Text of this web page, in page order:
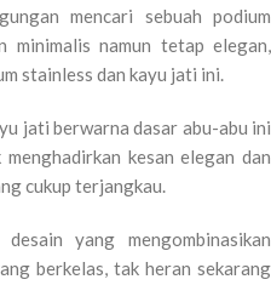
mencari sebuah podium
minimalis namun tetap elegan,
stainless dan kayu jati ini.
jati berwarna dasar abu-abu ini
kesan elegan dan
cukup terjangkau.
yang mengombinasikan
berkelas, tak heran sekarang